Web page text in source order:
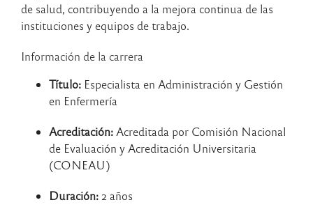
de salud, contribuyendo a la mejora continua de las
instituciones y equipos de trabajo.
Información de la carrera
Título: Especialista en Administración y Gestión
en Enfermería
Acreditación: Acreditada por Comisión Nacional
de Evaluación y Acreditación Universitaria
(CONEAU)
Duración: 2 años